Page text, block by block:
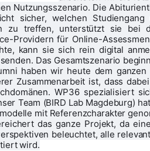
Nutzungsszenario. Die
sicher, welchen
zu treffen, unterstützt sie bei
Providern für Online-
kann sie sich rein digital
Das Gesamtszenario
haben wir heute dem
Zusammenarbeit ist, dass
WP36 spezialisiert
Team (BIRD Lab Magdeburg)
mit Referenzcharakter
das ganze Projekt, da
beleuchtet, alle
wird.